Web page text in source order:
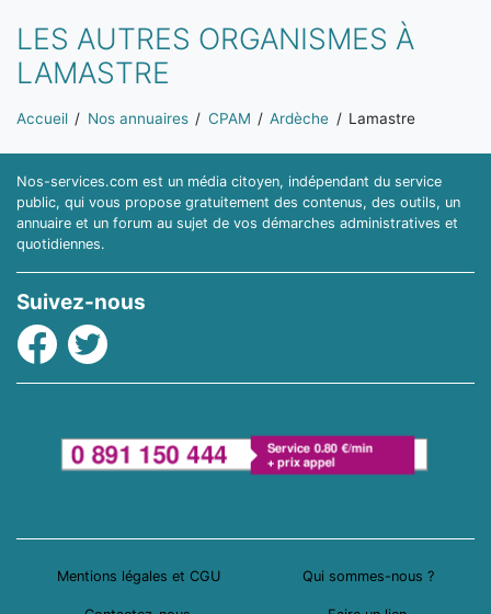
LES AUTRES ORGANISMES À
LAMASTRE
Vous êtes ici:
Accueil Nos annuaires CPAM Ardèche Lamastre
Nos-services.com est un média citoyen, indépendant du service
public, qui vous propose gratuitement des contenus, des outils, un
annuaire et un forum au sujet de vos démarches administratives et
quotidiennes.
Suivez-nous
Facebook
Twitter
Mentions légales et CGU Qui sommes-nous ?